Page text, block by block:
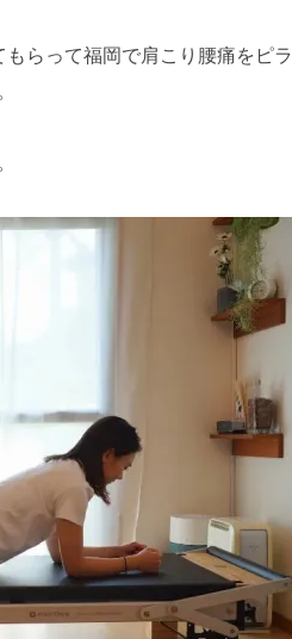
もらって福岡で肩こり腰痛をピラ